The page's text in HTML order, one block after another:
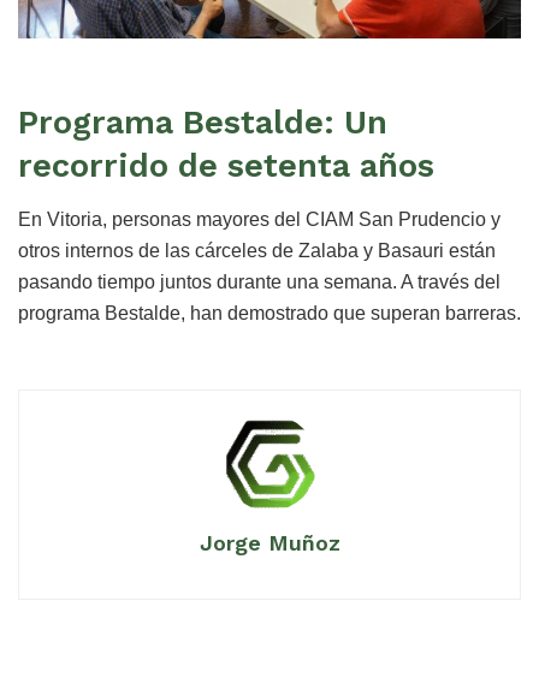
Programa Bestalde: Un
recorrido de setenta años
En Vitoria, personas mayores del CIAM San Prudencio y
otros internos de las cárceles de Zalaba y Basauri están
pasando tiempo juntos durante una semana. A través del
programa Bestalde, han demostrado que superan barreras.
Jorge Muñoz